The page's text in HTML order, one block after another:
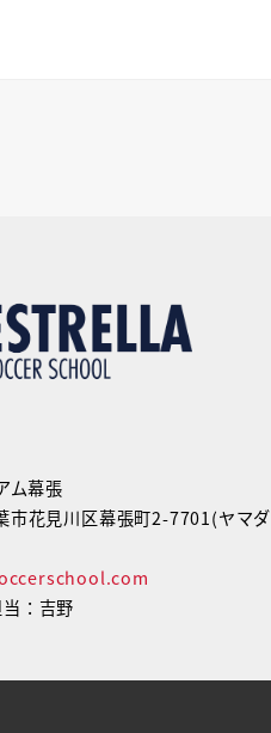
ム幕張
市花見川区幕張町2-7701(ヤマダ
：吉野